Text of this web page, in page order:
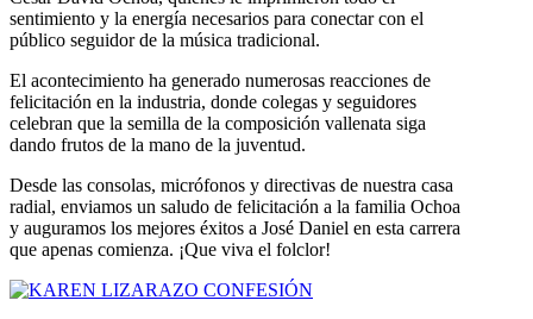
sentimiento y la energía necesarios para conectar con el
público seguidor de la música tradicional.
El acontecimiento ha generado numerosas reacciones de
felicitación en la industria, donde colegas y seguidores
celebran que la semilla de la composición vallenata siga
dando frutos de la mano de la juventud.
Desde las consolas, micrófonos y directivas de nuestra casa
radial, enviamos un saludo de felicitación a la familia Ochoa
y auguramos los mejores éxitos a José Daniel en esta carrera
que apenas comienza. ¡Que viva el folclor!